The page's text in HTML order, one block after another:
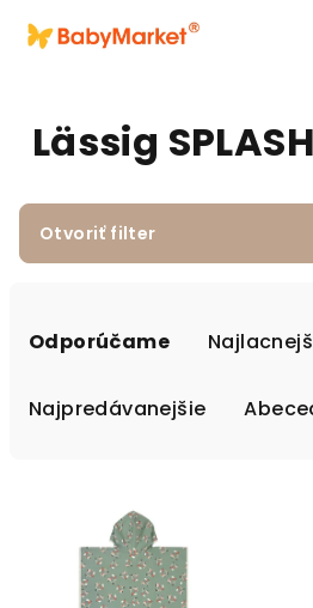
Lässig SPLASH
Otvoriť filter
Odporúčame
Najpredávanejšie